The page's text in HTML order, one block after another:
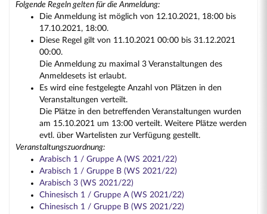
Folgende Regeln gelten für die Anmeldung:
Die Anmeldung ist möglich von 12.10.2021, 18:00 bis
17.10.2021, 18:00.
Diese Regel gilt von 11.10.2021 00:00 bis 31.12.2021
00:00.
Die Anmeldung zu maximal 3 Veranstaltungen des
Anmeldesets ist erlaubt.
Es wird eine festgelegte Anzahl von Plätzen in den
Veranstaltungen verteilt.
Die Plätze in den betreffenden Veranstaltungen wurden
am 15.10.2021 um 13:00 verteilt. Weitere Plätze werden
evtl. über Wartelisten zur Verfügung gestellt.
Veranstaltungszuordnung:
Arabisch 1 / Gruppe A (WS 2021/22)
Arabisch 1 / Gruppe B (WS 2021/22)
Arabisch 3 (WS 2021/22)
Chinesisch 1 / Gruppe A (WS 2021/22)
Chinesisch 1 / Gruppe B (WS 2021/22)